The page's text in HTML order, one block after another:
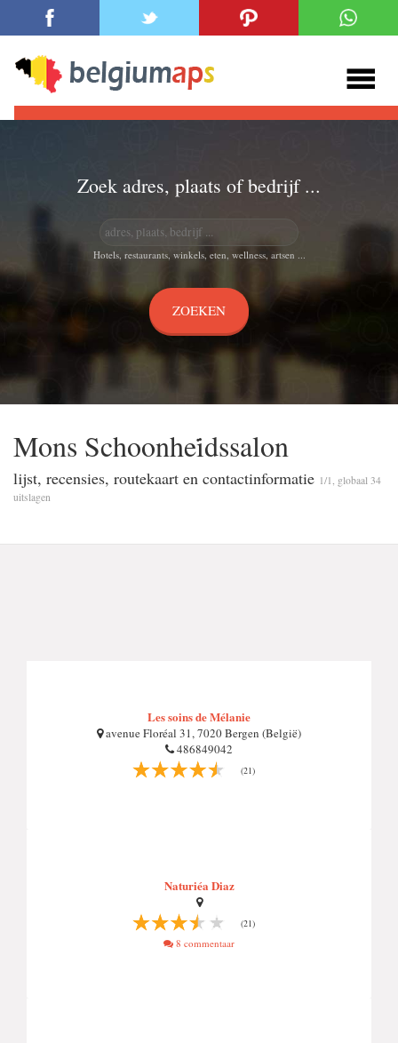
Zoek adres, plaats of bedrijf ...
Hotels, restaurants, winkels, eten, wellness, artsen ...
Mons Schoonhei̇dssalon
lijst, recensies, routekaart en contactinformatie 1/1, globaal 34
uitslagen
Les soins de Mélanie
avenue Floréal 31, 7020 Bergen (België)
486849042
(21)
Naturiéa Diaz
(21)
8 commentaar